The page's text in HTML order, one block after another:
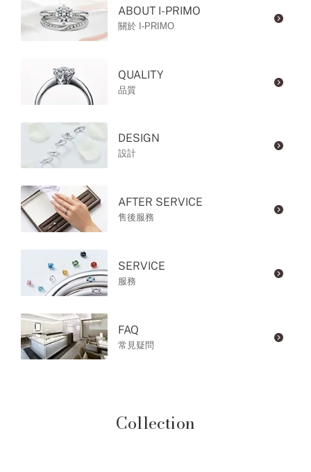
ABOUT I-PRIMO
關於 I-PRIMO
QUALITY
品質
DESIGN
設計
AFTER SERVICE
售後服務
SERVICE
服務
FAQ
常見疑問
Collection